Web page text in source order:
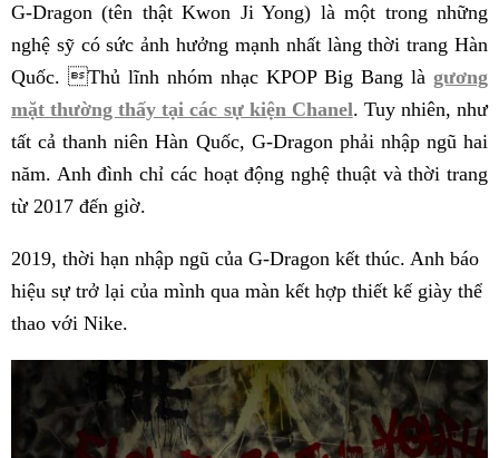
G-Dragon (tên thật Kwon Ji Yong) là một trong những
nghệ sỹ có sức ảnh hưởng mạnh nhất làng thời trang Hàn
Quốc. Thủ lĩnh nhóm nhạc KPOP Big Bang là gương
mặt thường thấy tại các sự kiện Chanel. Tuy nhiên, như
tất cả thanh niên Hàn Quốc, G-Dragon phải nhập ngũ hai
năm. Anh đình chỉ các hoạt động nghệ thuật và thời trang
từ 2017 đến giờ.
2019, thời hạn nhập ngũ của G-Dragon kết thúc. Anh báo
hiệu sự trở lại của mình qua màn kết hợp thiết kế giày thể
thao với Nike.